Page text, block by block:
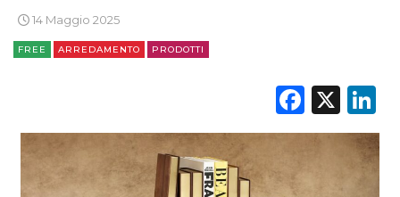
RADIO / AUDIO
TV
DATI
14 Maggio 2025
FREE ARREDAMENTO PRODOTTI
X